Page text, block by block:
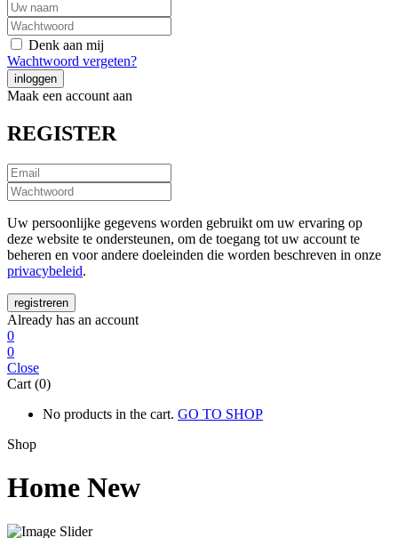
Denk aan mij
Wachtwoord vergeten?
Maak een account aan
REGISTER
Uw persoonlijke gegevens worden gebruikt om uw ervaring op
deze website te ondersteunen, om de toegang tot uw account te
beheren en voor andere doeleinden die worden beschreven in onze
privacybeleid.
Already has an account
0
0
Close
Cart (0)
No products in the cart. GO TO SHOP
Shop
Home New